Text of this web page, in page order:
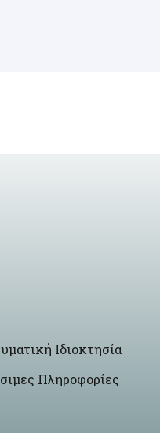
Ιδιοκτησία
Πληροφορίες